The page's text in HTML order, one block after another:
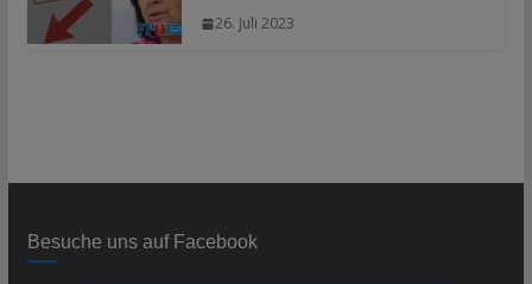
26. Juli 2023
Besuche uns auf Facebook